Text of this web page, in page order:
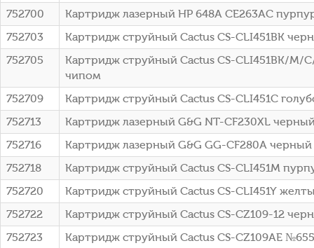
752700
Картридж лазерный HP 648A CE263AC
752703
Картридж струйный Cactus CS-CLI451BK
752705
Картридж струйный Cactus CS-CLI451BK/
чипом
752709
Картридж струйный Cactus CS-CLI451C
752713
Картридж лазерный G&G NT-CF230XL
752716
Картридж лазерный G&G GG-CF280A
752718
Картридж струйный Cactus CS-CLI451M
752720
Картридж струйный Cactus CS-CLI451Y
752722
Картридж струйный Cactus CS-CZ109-12
752723
Картридж струйный Cactus CS-CZ109AE